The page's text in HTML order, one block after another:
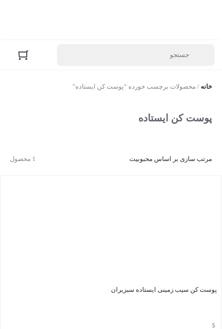
خانه / محصولات برچسب خورده “پوست کن ایستاده”
پوست کن ایستاده
1 محصول مرتب سازی بر اساس محبوبیت
پوست کن سیب زمینی ایستاده سبزیران
5